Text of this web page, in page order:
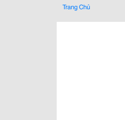
Trang Chủ